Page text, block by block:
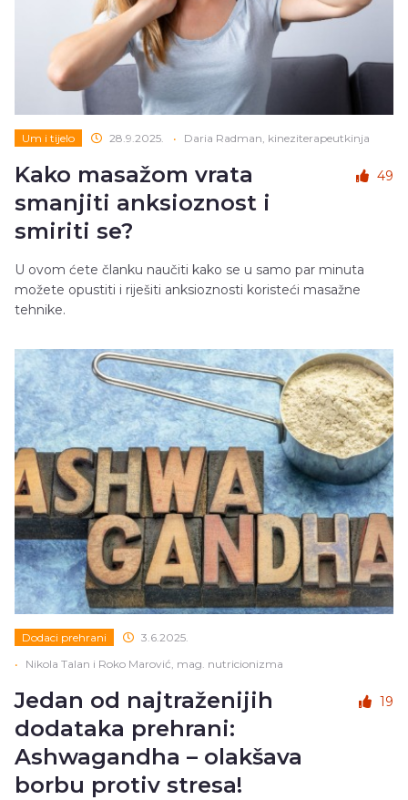
Um i tijelo 28.9.2025. • Daria Radman, kineziterapeutkinja
Kako masažom vrata
smanjiti anksioznost i
smiriti se?
49
U ovom ćete članku naučiti kako se u samo par minuta
možete opustiti i riješiti anksioznosti koristeći masažne
tehnike.
Dodaci prehrani
3.6.2025.
•
Nikola Talan i Roko Marović, mag. nutricionizma
Jedan od najtraženijih
dodataka prehrani:
Ashwagandha – olakšava
borbu protiv stresa!
19